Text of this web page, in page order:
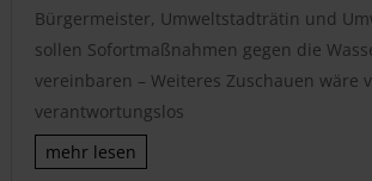
Bürgermeister, Umweltstadträtin und
sollen Sofortmaßnahmen gegen die
vereinbaren – Weiteres Zuschauen wäre
verantwortungslos
mehr lesen